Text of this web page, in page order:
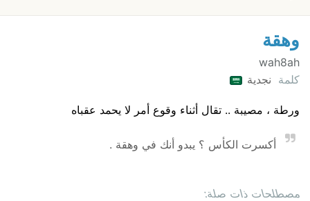
وهقة
wah8ah
كلمة نجدية
ورطة ، مصيبة .. تقال أثناء وقوع أمر لا يحمد عقباه
أكسرت الكأس ؟ يبدو أنك في وهقة .
مصطلحات ذات صلة: